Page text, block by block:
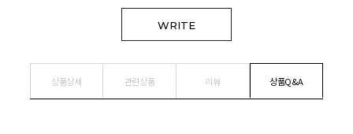
WRITE
상품상세 관련상품 리뷰 상품Q&A